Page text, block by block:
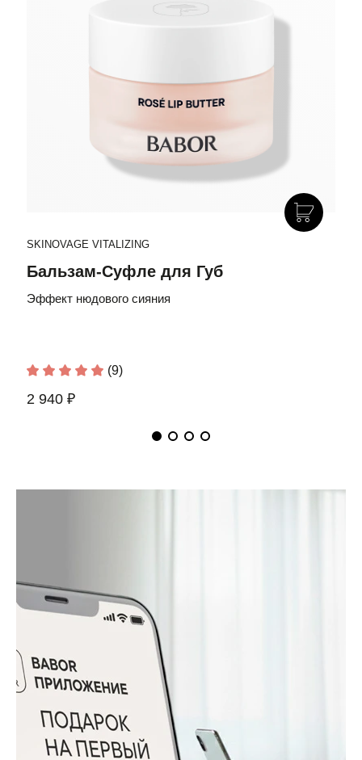
SKINOVAGE VITALIZING
Бальзам-Суфле для Губ
Эффект нюдового сияния
(9)
2 940 ₽